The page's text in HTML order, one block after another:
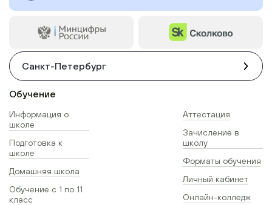
Санкт-Петербург
Обучение
Информация о
школе
Подготовка к
школе
Домашняя школа
Обучение с 1 по 11
класс
Аттестация
Зачисление в
школу
Форматы обучения
Личный кабинет
Онлайн-колледж